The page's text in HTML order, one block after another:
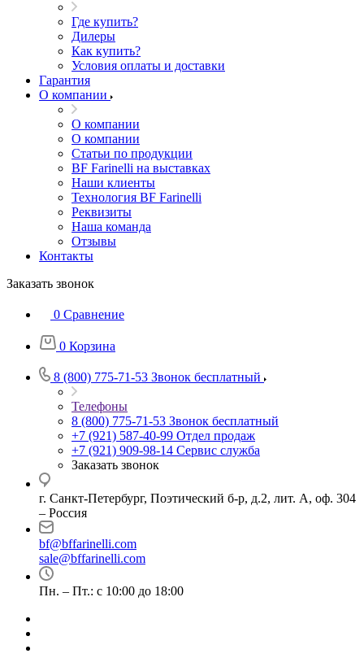
Где купить?
Дилеры
Как купить?
Условия оплаты и доставки
Гарантия
О компании
О компании
О компании
Статьи по продукции
BF Farinelli на выставках
Наши клиенты
Технология BF Farinelli
Реквизиты
Наша команда
Отзывы
Контакты
Заказать звонок
0 Сравнение
0 Корзина
8 (800) 775-71-53 Звонок бесплатный
Телефоны
8 (800) 775-71-53 Звонок бесплатный
+7 (921) 587-40-99 Отдел продаж
+7 (921) 909-98-14 Сервис служба
Заказать звонок
г. Санкт-Петербург, Поэтический б-р, д.2, лит. А, оф. 304
– Россия
bf@bffarinelli.com
sale@bffarinelli.com
Пн. – Пт.: с 10:00 до 18:00